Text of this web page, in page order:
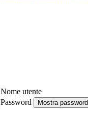
Nome utente
Password
Mostra password